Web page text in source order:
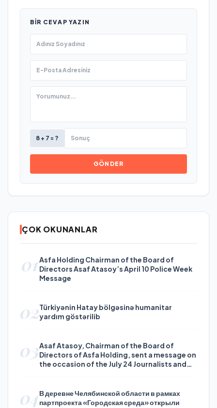
BIR CEVAP YAZIN
8 + 7 = ?
GÖNDER
ÇOK OKUNANLAR
01Asfa Holding Chairman of the Board of
Directors Asaf Atasoy’s April 10 Police Week
Message
02Türkiyənin Hatay bölgəsinə humanitar
yardım göstərilib
03Asaf Atasoy, Chairman of the Board of
Directors of Asfa Holding, sent a message on
the occasion of the July 24 Journalists and
04В деревне Челябинской области в рамках
партпроекта «Городская среда» открыли